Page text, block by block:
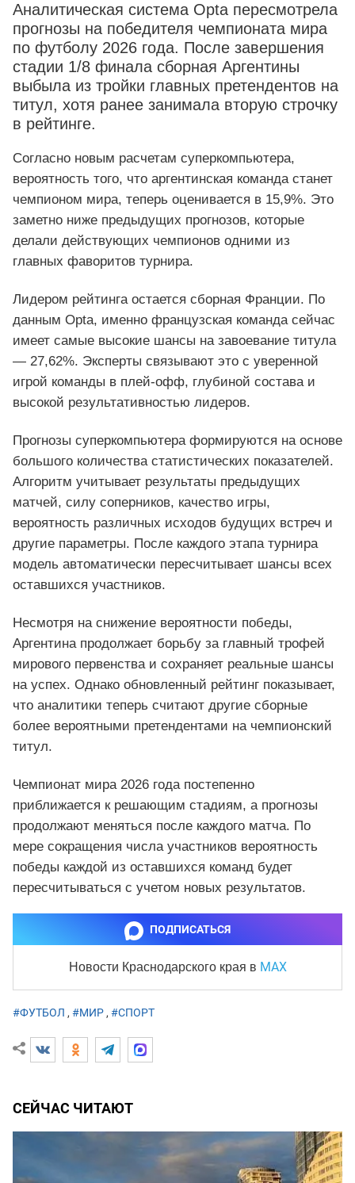
Аналитическая система Opta пересмотрела
прогнозы на победителя чемпионата мира
по футболу 2026 года. После завершения
стадии 1/8 финала сборная Аргентины
выбыла из тройки главных претендентов на
титул, хотя ранее занимала вторую строчку
в рейтинге.
Согласно новым расчетам суперкомпьютера,
вероятность того, что аргентинская команда станет
чемпионом мира, теперь оценивается в 15,9%. Это
заметно ниже предыдущих прогнозов, которые
делали действующих чемпионов одними из
главных фаворитов турнира.
Лидером рейтинга остается сборная Франции. По
данным Opta, именно французская команда сейчас
имеет самые высокие шансы на завоевание титула
— 27,62%. Эксперты связывают это с уверенной
игрой команды в плей-офф, глубиной состава и
высокой результативностью лидеров.
Прогнозы суперкомпьютера формируются на основе
большого количества статистических показателей.
Алгоритм учитывает результаты предыдущих
матчей, силу соперников, качество игры,
вероятность различных исходов будущих встреч и
другие параметры. После каждого этапа турнира
модель автоматически пересчитывает шансы всех
оставшихся участников.
Несмотря на снижение вероятности победы,
Аргентина продолжает борьбу за главный трофей
мирового первенства и сохраняет реальные шансы
на успех. Однако обновленный рейтинг показывает,
что аналитики теперь считают другие сборные
более вероятными претендентами на чемпионский
титул.
Чемпионат мира 2026 года постепенно
приближается к решающим стадиям, а прогнозы
продолжают меняться после каждого матча. По
мере сокращения числа участников вероятность
победы каждой из оставшихся команд будет
пересчитываться с учетом новых результатов.
ПОДПИСАТЬСЯ
Новости Краснодарского края в MAX
#ФУТБОЛ , #МИР, #СПОРТ
СЕЙЧАС ЧИТАЮТ